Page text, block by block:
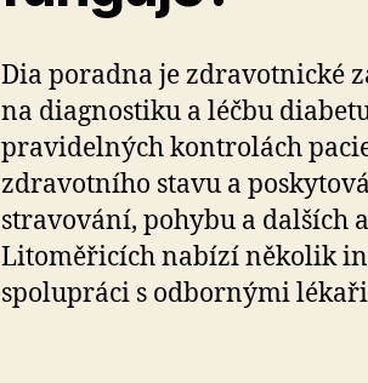
Dia poradna je zdravotnické
na diagnostiku a léčbu
pravidelných kontrolách
zdravotního stavu a
stravování, pohybu a dalších
Litoměřicích nabízí několik
spolupráci s odbornými